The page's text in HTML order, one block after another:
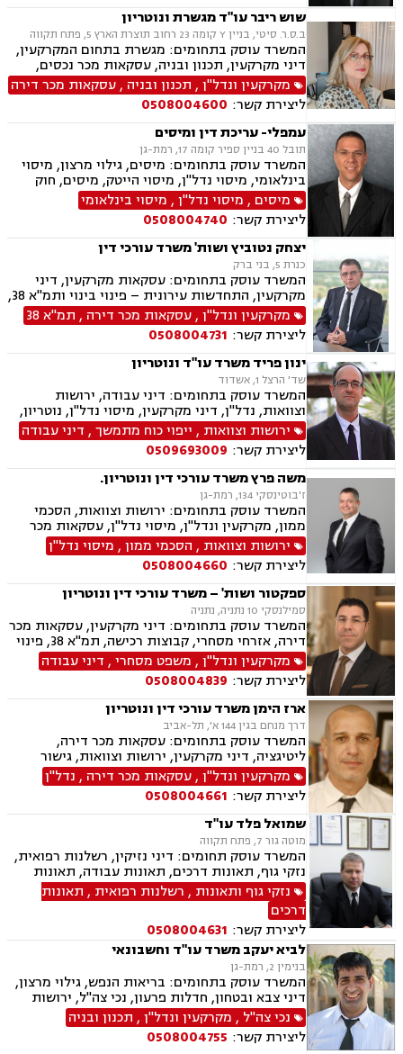
שוש ריבר עו"ד מגשרת ונוטריון
ב.ס.ר. סיטי, בניין Y קומה 23 רחוב תוצרת הארץ 5, פתח תקווה
המשרד עוסק בתחומים: מגשרת בתחום המקרקעין,
דיני מקרקעין, תכנון ובניה, עסקאות מכר נכסים,
מיסוי נדל"ן, מיסוי עירוני, ייצוג בבתי משפט נושאי
מקרקעין, ליקויי בניה, עבירות על חוקי התכנון
והבניה, ייפוי כוח מתמשך, אפוטרופסות, מגשרת
משפחה מוסמכת
מקרקעין ונדל"ן, תכנון ובניה ,עסקאות מכר דירה
ליצירת קשר: 0508004600
עמפלי- עריכת דין ומיסים
תובל 40 בניין ספיר קומה 17, רמת-גן
המשרד עוסק בתחומים: מיסים, גילוי מרצון, מיסוי
בינלאומי, מיסוי נדל"ן, מיסוי הייטק, מיסים, חוק
עידוד השקעות הון.
מיסים , מיסוי נדל"ן, מיסוי בינלאומי
ליצירת קשר: 0508004740
יצחק נטוביץ ושות' משרד עורכי דין
כנרת 5, בני ברק
המשרד עוסק בתחומים: עסקאות מקרקעין, דיני
מקרקעין, התחדשות עירונית – פינוי בינוי ותמ"א 38,
מיסוי מקרקעין, קבוצות רכישה, תכנון ובניה
מקרקעין ונדל"ן,עסקאות מכר דירה , תמ"א 38
ליצירת קשר: 0508004731
ינון פריד משרד עו"ד ונוטריון
שד' הרצל 1, אשדוד
המשרד עוסק בתחומים: דיני עבודה, ירושות
וצוואות, נדל"ן, דיני מקרקעין, מיסוי נדל"ן, נוטריון,
עסקאות מכר דירה, דיני חברות, ליטיגציה, דיני
חוזים, ערבויות ושטרות , פינוי מושכר, אזרחי מסחרי
ירושות וצוואות , ייפוי כוח מתמשך, דיני עבודה
ליצירת קשר: 0509693009
משה פרץ משרד עורכי דין ונוטריון.
ז'בוטינסקי 134, רמת-גן
המשרד עוסק בתחומים: ירושות וצוואות, הסכמי
ממון, מקרקעין ונדל"ן, מיסוי נדל"ן, עסקאות מכר
דירה, פינוי מושכר, נוטריון,
ירושות וצוואות , הסכמי ממון, מיסוי נדל"ן
ליצירת קשר: 0508004660
ספקטור ושות' – משרד עורכי דין ונוטריון
סמילנסקי 10 נתניה, נתניה
המשרד עוסק בתחומים: דיני מקרקעין, עסקאות מכר
דירה, אזרחי מסחרי, קבוצות רכישה, תמ"א 38, פינוי
בינוי, פינוי מושכר, נדל"ן, מיסוי נדל"ן, ליטיגציה,
גישור ובוררויות, דיור מוגן, דיירות מוגנת , דיני
חוזים, דיני עבודה, דיני תאגידים, זכויות נשים
בהריון, ליווי עסקי
מקרקעין ונדל"ן, משפט מסחרי, דיני עבודה
ליצירת קשר: 0508004839
ארז הימן משרד עורכי דין ונוטריון
דרך מנחם בגין 144 א', תל-אביב
המשרד עוסק בתחומים: עסקאות מכר דירה,
ליטיגציה, דיני מקרקעין, ירושות וצוואות, גישור
ובוררויות, נדל"ן, מיסוי נדל"ן, נוטריון, ערבויות
ושטרות , תמ"א 38, ליקויי בנייה, בנקים, סדר דין
אזרחי וראיות, דיני חוזים, הסכמי ממון, קבוצות
רכישה, פינוי מושכר, ייפוי כח מתמשך
מקרקעין ונדל"ן,עסקאות מכר דירה , נדל"ן
ליצירת קשר: 0508004661
שמואל פלד עו"ד
מוטה גור 7, פתח תקווה
המשרד עוסק תחומים: דיני נזיקין, רשלנות רפואית,
נזקי גוף, תאונות דרכים, תאונות עבודה, תאונות
תלמידים, ביטוח חיים, אובדן כושר עבודה, ביטוח
סיעודי, נכי צה"ל, תביעות ביטוח, נזקי רכוש, דיני
עבודה, דיני פנסיה, פירוקים והקפאות הליכים,
מקרקעין ונדל"ן, עסקאות מכר דירה, הפקעות
מקרקעין, מיסוי מקרקעין, פינוי מושכר, ייפוי כוח
מתמשך, ירושות וצוואות, הסכמי ממון
נזקי גוף ותאונות , רשלנות רפואית , תאונות
דרכים
ליצירת קשר: 0508004631
לביא יעקב משרד עו"ד וחשבונאי
בנימין 2, רמת-גן
המשרד עוסק בתחומים: בריאות הנפש, גילוי מרצון,
דיני צבא ובטחון, חדלות פרעון, נכי צה"ל, ירושות
וצוואות, רשויות מקומיות, לשון הרע, משרד הביטחון,
דיני עבודה, דיני ביטוח מיסים, דיני חוזים, חוקתי
ומנהלי, דיני מקרקעין, עסקאות מכר דירה
נכי צה"ל , מקרקעין ונדל"ן, תכנון ובניה
ליצירת קשר: 0508004755